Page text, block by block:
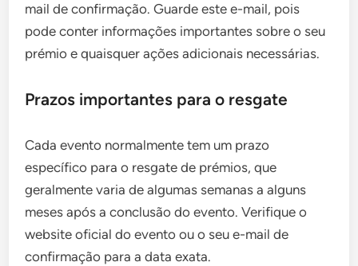
mail de confirmação. Guarde este e-mail, pois
pode conter informações importantes sobre o seu
prémio e quaisquer ações adicionais necessárias.
Prazos importantes para o resgate
Cada evento normalmente tem um prazo
específico para o resgate de prémios, que
geralmente varia de algumas semanas a alguns
meses após a conclusão do evento. Verifique o
website oficial do evento ou o seu e-mail de
confirmação para a data exata.